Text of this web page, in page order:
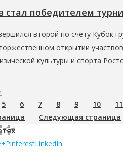
стал победителем
второй по счету Кубок
открытии
культуры и спорта
5 6 7 8 9 10
11
Следующая страница
PinterestLinkedIn